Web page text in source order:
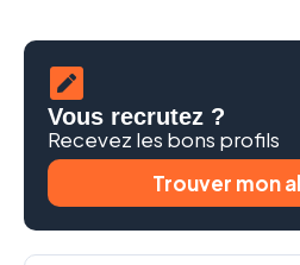
Vous recrutez ?
Recevez les bons profils
Trouver mon